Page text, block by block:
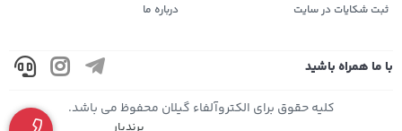
ثبت شکایات در سایت
درباره ما
با ما همراه باشید
کلیه حقوق برای الکتروآلفاء گیلان محفوظ می باشد.